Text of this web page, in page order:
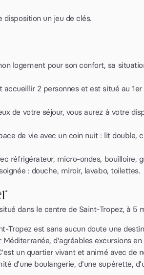
disposition un jeu de clés.
logement pour son confort, sa
2 personnes et est situé au 1er
de votre séjour, vous aurez à votre
de vie avec un coin nuit : lit double,
réfrigérateur, micro-ondes, bouilloire,
: douche, miroir, lavabo, toilettes.
dans le centre de Saint-Tropez, à 5
Tropez est sans aucun doute une
d'agréables excursions
un quartier vivant et animé avec de
d'une boulangerie, d'une supérette,